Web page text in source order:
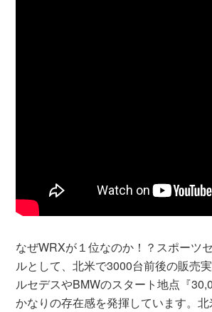
なぜWRXが１位なのか！？スポーツ
ルとして、北米で3000台前後の販売
ルセデスやBMWのスタート地点『
かなりの存在感を発揮しています。